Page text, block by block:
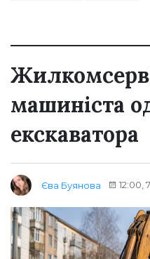
машиніста
екскаватора
Єва Буянова 12:00,